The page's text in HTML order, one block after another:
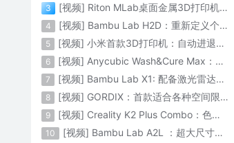
3 [视频] Riton MLab桌面金属3D打印机：体积小性能强大
4 [视频] Bambu Lab H2D：重新定义个人智造
5 [视频] 小米首款3D打印机：自动进退料、AI云切片、人脸拍照建模 3D玩家兴趣首选
6 [视频] Anycubic Wash&Cure Max：清洗+后固化二合一设备
7 [视频] Bambu Lab X1: 配备激光雷达和人工智能的CoreXY彩色3D打印机
8 [视频] GORDIX：首款适合各种空间限制的3合1便携式数控机床
9 [视频] Creality K2 Plus Combo：色彩与尺寸的史诗级飞跃
10 [视频] Bambu Lab A2L ：超大尺寸家用打印机 告别拆件 轻松一体成型